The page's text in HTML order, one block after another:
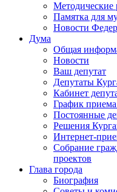
Методические
Памятка для
Новости
Дума
Общая
Новости
Ваш депутат
Депутаты
Кабинет
График приема
Постоянные
Решения
Интернет-
Собрание
проектов
Глава города
Биография